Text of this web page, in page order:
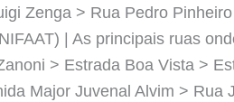
Zenga > Rua Pedro Pinheiro
| As principais ruas
> Estrada Boa Vista >
Major Juvenal Alvim > Rua